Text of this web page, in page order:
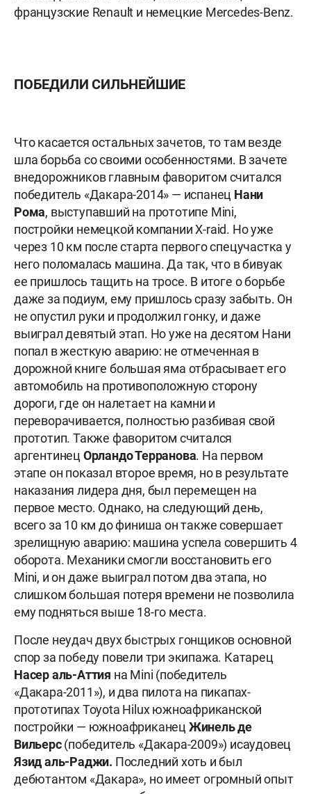
французские Renault и немецкие Mercedes-Benz.
ПОБЕДИЛИ СИЛЬНЕЙШИЕ
Что касается остальных зачетов, то там везде
шла борьба со своими особенностями. В зачете
внедорожников главным фаворитом считался
победитель «Дакара-2014» — испанец Нани
Рома, выступавший на прототипе Mini,
постройки немецкой компании X-raid. Но уже
через 10 км после старта первого спецучастка у
него поломалась машина. Да так, что в бивуак
ее пришлось тащить на тросе. В итоге о борьбе
даже за подиум, ему пришлось сразу забыть. Он
не опустил руки и продолжил гонку, и даже
выиграл девятый этап. Но уже на десятом Нани
попал в жесткую аварию: не отмеченная в
дорожной книге большая яма отбрасывает его
автомобиль на противоположную сторону
дороги, где он налетает на камни и
переворачивается, полностью разбивая свой
прототип. Также фаворитом считался
аргентинецОрландо Терранова. На первом
этапе он показал второе время, но в результате
наказания лидера дня, был перемещен на
первое место. Однако, на следующий день,
всего за 10 км до финиша он также совершает
зрелищную аварию: машина успела совершить 4
оборота. Механики смогли восстановить его
Mini, и он даже выиграл потом два этапа, но
слишком большая потеря времени не позволила
ему подняться выше 18-го места.
После неудач двух быстрых гонщиков основной
спор за победу повели три экипажа. Катарец
Насер аль-Аттия на Mini (победитель
«Дакара-2011»), и два пилота на пикапах-
прототипах Toyota Hilux южноафриканской
постройки — южноафриканецЖинель де
Вильерс(победитель «Дакара-2009») исаудовец
Язид аль-Раджи. Последний хоть и был
дебютантом «Дакара», но имеет огромный опыт